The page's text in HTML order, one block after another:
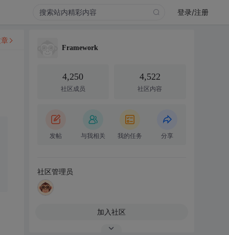
登录/注册
Framework
4,250
社区成员
4,522
社区内容
发帖 与我相关 我的任务 分享
社区管理员
加入社区